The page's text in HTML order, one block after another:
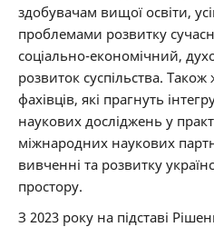
здобувачам вищої освіти,
проблемами розвитку
соціально-економічний,
розвиток суспільства.
фахівців, які прагнуть
наукових досліджень у
міжнародних наукових
вивченні та розвитку
простору.
З 2023 року на підставі